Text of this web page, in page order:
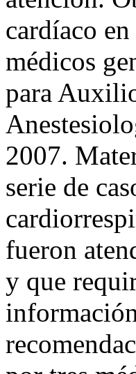
cardíaco
médicos
para
2007.
serie de
fueron
y que